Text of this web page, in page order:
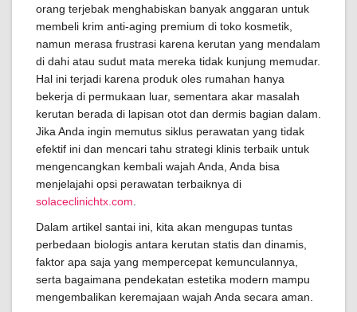
orang terjebak menghabiskan banyak anggaran untuk
membeli krim anti-aging premium di toko kosmetik,
namun merasa frustrasi karena kerutan yang mendalam
di dahi atau sudut mata mereka tidak kunjung memudar.
Hal ini terjadi karena produk oles rumahan hanya
bekerja di permukaan luar, sementara akar masalah
kerutan berada di lapisan otot dan dermis bagian dalam.
Jika Anda ingin memutus siklus perawatan yang tidak
efektif ini dan mencari tahu strategi klinis terbaik untuk
mengencangkan kembali wajah Anda, Anda bisa
menjelajahi opsi perawatan terbaiknya di
solaceclinichtx.com
Dalam artikel santai ini, kita akan mengupas tuntas
perbedaan biologis antara kerutan statis dan dinamis,
faktor apa saja yang mempercepat kemunculannya,
serta bagaimana pendekatan estetika modern mampu
mengembalikan keremajaan wajah Anda secara aman.